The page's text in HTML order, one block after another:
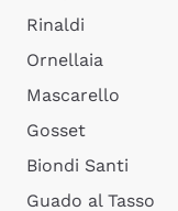
Rinaldi
Ornellaia
Mascarello
Gosset
Biondi Santi
Guado al Tasso